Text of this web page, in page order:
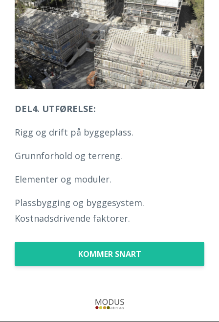
DEL4. UTFØRELSE:
Rigg og drift på byggeplass.
Grunnforhold og terreng.
Elementer og moduler.
Plassbygging og byggesystem.
Kostnadsdrivende faktorer.
KOMMER SNART